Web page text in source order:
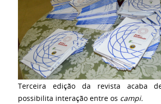
Terceira edição da revista acaba
possibilita interação entre os campi.